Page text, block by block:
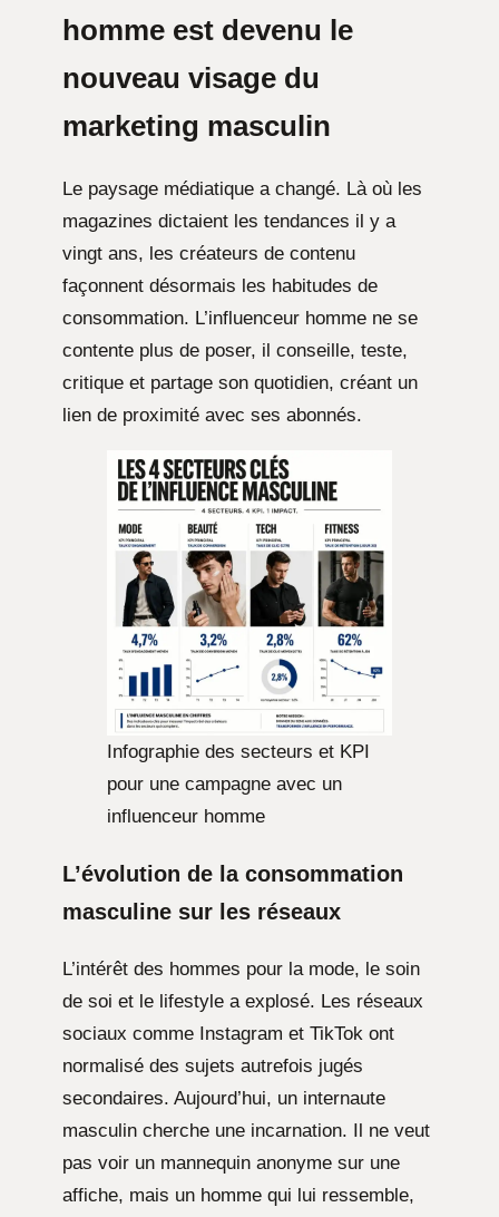
homme est devenu le
nouveau visage du
marketing masculin
Le paysage médiatique a changé. Là où les
magazines dictaient les tendances il y a
vingt ans, les créateurs de contenu
façonnent désormais les habitudes de
consommation. L’influenceur homme ne se
contente plus de poser, il conseille, teste,
critique et partage son quotidien, créant un
lien de proximité avec ses abonnés.
Infographie des secteurs et KPI
pour une campagne avec un
influenceur homme
L’évolution de la consommation
masculine sur les réseaux
L’intérêt des hommes pour la mode, le soin
de soi et le lifestyle a explosé. Les réseaux
sociaux comme Instagram et TikTok ont
normalisé des sujets autrefois jugés
secondaires. Aujourd’hui, un internaute
masculin cherche une incarnation. Il ne veut
pas voir un mannequin anonyme sur une
affiche, mais un homme qui lui ressemble,